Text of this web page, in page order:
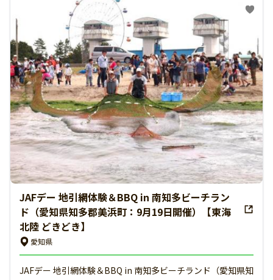
JAFデー 地引網体験＆BBQ in 南知多ビーチラン
ド（愛知県知多郡美浜町：9月19日開催）【東海
北陸 どきどき】
愛知県
JAFデー 地引網体験＆BBQ in 南知多ビーチランド（愛知県知